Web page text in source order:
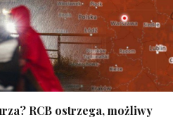
RCB ostrzega, możliwy